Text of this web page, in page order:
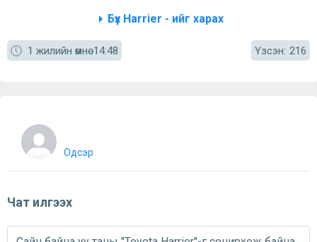
Бүх Harrier - ийг харах
1 жилийн өмнө 14:48 Үзсэн: 216
Одсэр
Чат илгээх